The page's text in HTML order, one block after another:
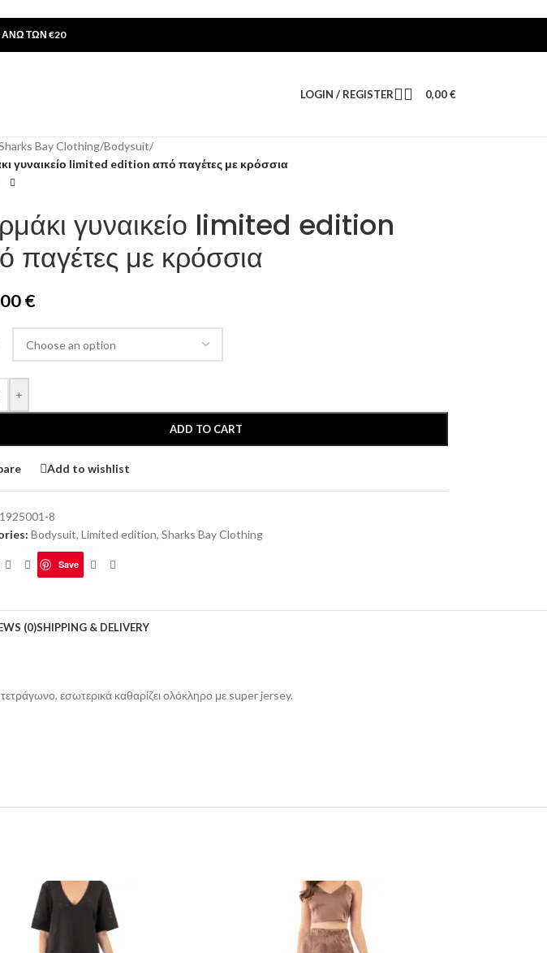
ΤΩΝ €20
LOGIN / REGISTER 0,00€
Bay Clothing/Bodysuit/
γυναικείο limited edition από παγέτες με κρόσσια
γυναικείο limited edition
παγέτες με κρόσσια
€
+
ADD TO CART
Add to wishlist
8
Bodysuit, Limited edition, Sharks Bay Clothing
Save
(0)SHIPPING & DELIVERY
εσωτερικά καθαρίζει ολόκληρο με super jersey.